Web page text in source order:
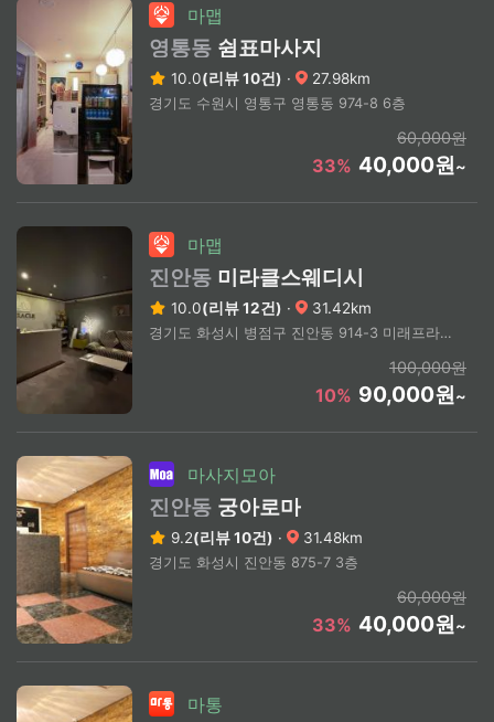
마맵
영통동 쉼표마사지
10.0(리뷰 10건) · 27.98km
경기도 수원시 영통구 영통동 974-8 6층
60,000원
33% 40,000원~
마맵
진안동 미라클스웨디시
10.0(리뷰 12건) · 31.42km
경기도 화성시 병점구 진안동 914-3 미래프라자 3층 307호
100,000원
10% 90,000원~
마사지모아
진안동 궁아로마
9.2(리뷰 10건) · 31.48km
경기도 화성시 진안동 875-7 3층
60,000원
33% 40,000원~
마통